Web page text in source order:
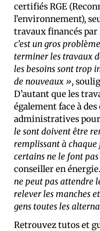
certifiés RGE
l’environnement),
travaux financés par
c’est un gros
terminer les travaux
les besoins sont trop
de nouveaux »,
D’autant que les
également face à
administratives
le sont doivent être
remplissant à chaque
certains ne le font
conseiller en
ne peut pas attendre
relever les manches
gens toutes les
Retrouvez tutos et